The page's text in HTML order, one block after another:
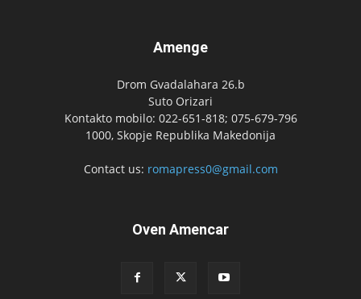
Amenge
Drom Gvadalahara 26.b
Suto Orizari
Kontakto mobilo: 022-651-818; 075-679-796
1000, Skopje Republika Makedonija
Contact us: romapress0@gmail.com
Oven Amencar